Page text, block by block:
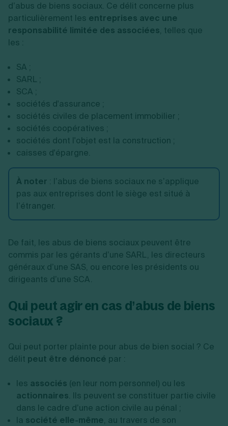
d’abus de biens sociaux. Ce délit concerne plus
particulièrement les entreprises avec une
responsabilité limitée des associées, telles que
les :
SA ;
SARL ;
SCA ;
sociétés d'assurance ;
sociétés civiles de placement immobilier ;
sociétés coopératives ;
sociétés dont l'objet est la construction ;
caisses d'épargne.
À noter : l’abus de biens sociaux ne s’applique
pas aux entreprises dont le siège est situé à
l’étranger.
De fait, les abus de biens sociaux peuvent être
commis par les gérants d’une SARL, les directeurs
généraux d’une SAS, ou encore les présidents ou
dirigeants d’une SCA.
Qui peut agir en cas d’abus de biens
sociaux ?
Qui peut porter plainte pour abus de bien social ? Ce
délit peut être dénoncé par :
les associés (en leur nom personnel) ou les
actionnaires. Ils peuvent se constituer partie civile
dans le cadre d’une action civile au pénal ;
la société elle-même, au travers de son